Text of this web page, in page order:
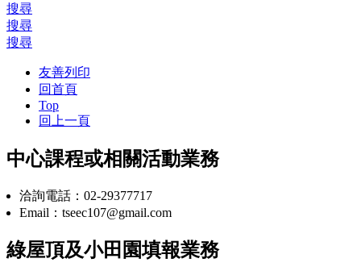
搜尋
搜尋
搜尋
友善列印
回首頁
Top
回上一頁
中心課程或相關活動業務
洽詢電話：02-29377717
Email：tseec107@gmail.com
綠屋頂及小田園填報業務